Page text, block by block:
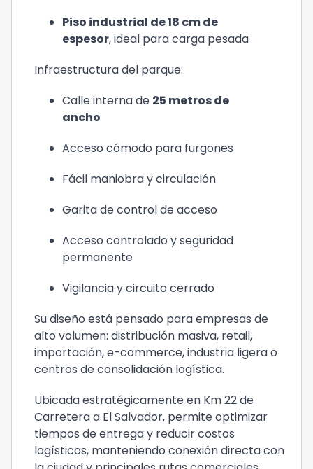
Piso industrial de 18 cm de
espesor, ideal para carga pesada
Infraestructura del parque:
Calle interna de 25 metros de
ancho
Acceso cómodo para furgones
Fácil maniobra y circulación
Garita de control de acceso
Acceso controlado y seguridad
permanente
Vigilancia y circuito cerrado
Su diseño está pensado para empresas de
alto volumen: distribución masiva, retail,
importación, e-commerce, industria ligera o
centros de consolidación logística.
Ubicada estratégicamente en Km 22 de
Carretera a El Salvador, permite optimizar
tiempos de entrega y reducir costos
logísticos, manteniendo conexión directa con